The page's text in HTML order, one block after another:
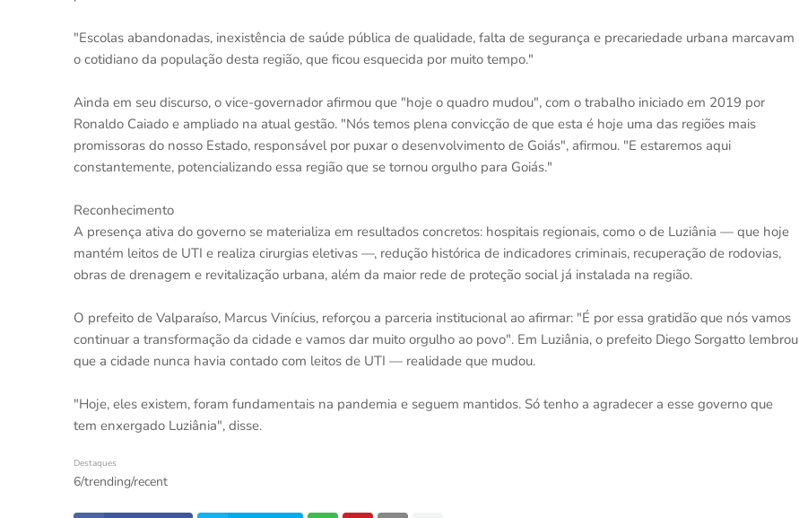
"Escolas abandonadas, inexistência de saúde pública de qualidade, falta de segurança e precariedade urbana marcavam
o cotidiano da população desta região, que ficou esquecida por muito tempo."
Ainda em seu discurso, o vice-governador afirmou que "hoje o quadro mudou", com o trabalho iniciado em 2019 por
Ronaldo Caiado e ampliado na atual gestão. "Nós temos plena convicção de que esta é hoje uma das regiões mais
promissoras do nosso Estado, responsável por puxar o desenvolvimento de Goiás", afirmou. "E estaremos aqui
constantemente, potencializando essa região que se tornou orgulho para Goiás."
Reconhecimento
A presença ativa do governo se materializa em resultados concretos: hospitais regionais, como o de Luziânia — que hoje
mantém leitos de UTI e realiza cirurgias eletivas —, redução histórica de indicadores criminais, recuperação de rodovias,
obras de drenagem e revitalização urbana, além da maior rede de proteção social já instalada na região.
O prefeito de Valparaíso, Marcus Vinícius, reforçou a parceria institucional ao afirmar: "É por essa gratidão que nós vamos
continuar a transformação da cidade e vamos dar muito orgulho ao povo". Em Luziânia, o prefeito Diego Sorgatto lembrou
que a cidade nunca havia contado com leitos de UTI — realidade que mudou.
"Hoje, eles existem, foram fundamentais na pandemia e seguem mantidos. Só tenho a agradecer a esse governo que
tem enxergado Luziânia", disse.
Destaques
6/trending/recent